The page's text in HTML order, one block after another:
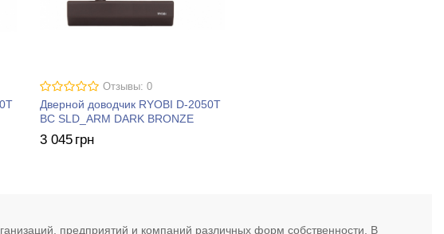
Отзывы: 0
Дверной доводчик RYOBI D-2050T
BC SLD_ARM DARK BRONZE
3 045 грн
предприятий и компаний различных форм собственности. В